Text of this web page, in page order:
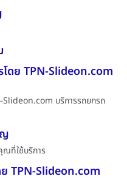
ดย TPN-Slideon.com
Slideon.com บริการรถยกรถ
ที่ใช้บริการ
TPN-Slideon.com